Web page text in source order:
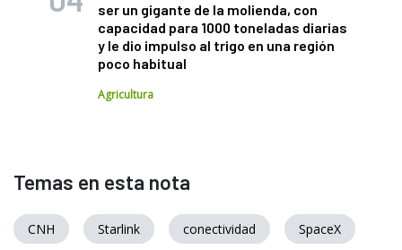
ser un gigante de la molienda, con
capacidad para 1000 toneladas diarias
y le dio impulso al trigo en una región
poco habitual
Agricultura
Temas en esta nota
CNH Starlink conectividad SpaceX